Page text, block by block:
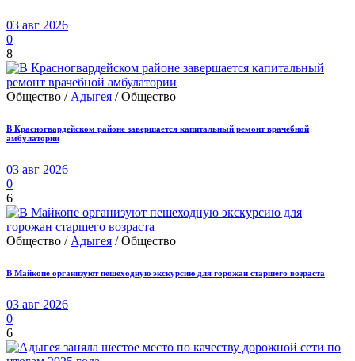
03 авг 2026
0
8
Общество /Адыгея / Общество
В Красногвардейском районе завершается капитальный ремонт врачебной
амбулатории
03 авг 2026
0
6
Общество / Адыгея / Общество
В Майкопе организуют пешеходную экскурсию для горожан старшего возраста
03 авг 2026
0
6